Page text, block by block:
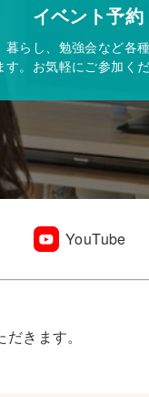
イベント予約
暮らし、勉強会など各
。お気軽にご参加くだ
YouTube
きます。